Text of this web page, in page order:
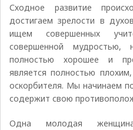
Сходное развитие
достигаем зрелости в
ищем совершенных
совершенной
полностью хорошее и
является полностью
оскорбителя. Мы начинаем
содержит свою
Одна молодая